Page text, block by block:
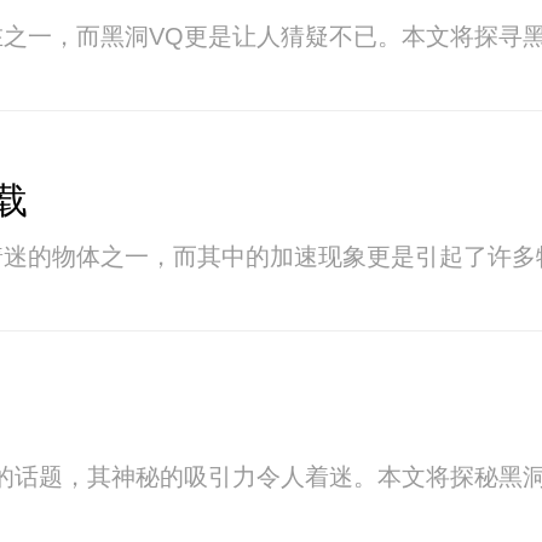
一，而黑洞VQ更是让人猜疑不已。本文将探寻
的物体之一，而其中的加速现象更是引起了许
话题，其神秘的吸引力令人着迷。本文将探秘黑